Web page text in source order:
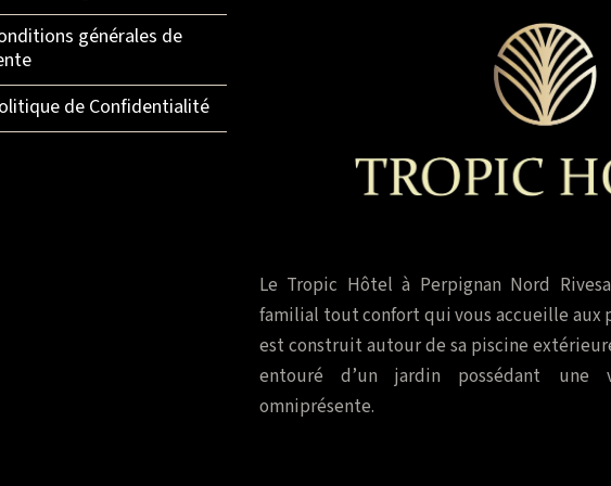
générales de
de Confidentialité
Le Tropic Hôtel à Perpignan Nord
familial tout confort qui vous accueille aux
est construit autour de sa piscine
entouré d’un jardin possédant une
omniprésente.